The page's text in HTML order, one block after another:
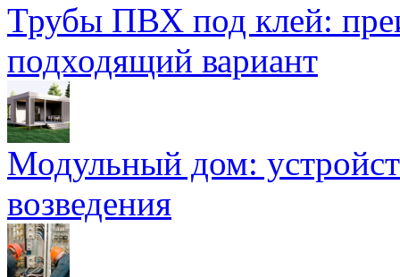
Трубы ПВХ под клей:
подходящий вариант
Модульный дом:
возведения